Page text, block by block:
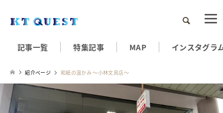
検索
記事一覧 特集記事 MAP インスタグラ
紹介ページ 和紙の温かみ ～小林文具店～